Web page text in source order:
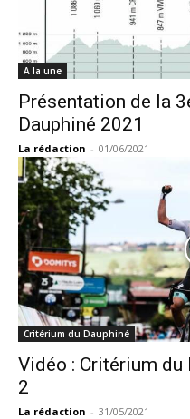
A la une
Présentation de la
Dauphiné 2021
La rédaction - 01/06/2021
Critérium du Dauphiné
Vidéo : Critérium du
2
La rédaction - 31/05/2021